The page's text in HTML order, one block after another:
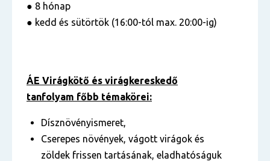
● 8 hónap
● kedd és sütörtök (16:00-tól max. 20:00-ig)
ÁE Virágkötő és virágkereskedő
tanfolyam főbb témakörei:
Dísznövényismeret,
Cserepes növények, vágott virágok és
zöldek frissen tartásának, eladhatóságuk